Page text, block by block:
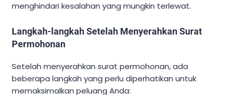
menghindari kesalahan yang mungkin terlewat.
Langkah-langkah Setelah Menyerahkan Surat
Permohonan
Setelah menyerahkan surat permohonan, ada
beberapa langkah yang perlu diperhatikan untuk
memaksimalkan peluang Anda: